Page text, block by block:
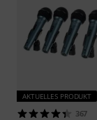
AKTUELLES PRODUKT
367